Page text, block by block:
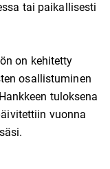
tai paikallisesti
on kehitetty
osallistuminen
tuloksena
vuonna